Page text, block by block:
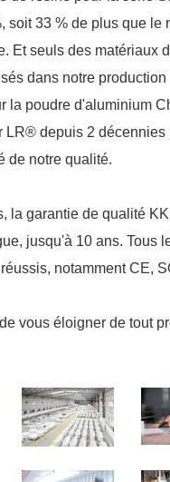
soit 33 % de plus que le
Et seuls des matériaux
dans notre production
la poudre d'aluminium
LR® depuis 2 décennies
de notre qualité.
la garantie de qualité
jusqu'à 10 ans. Tous
notamment CE,
vous éloigner de tout